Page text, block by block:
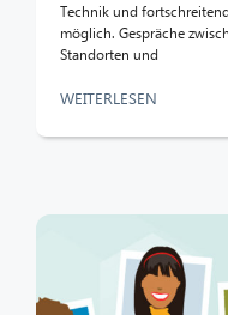
Technik und
möglich. Gespräche
Standorten und
WEITERLESEN